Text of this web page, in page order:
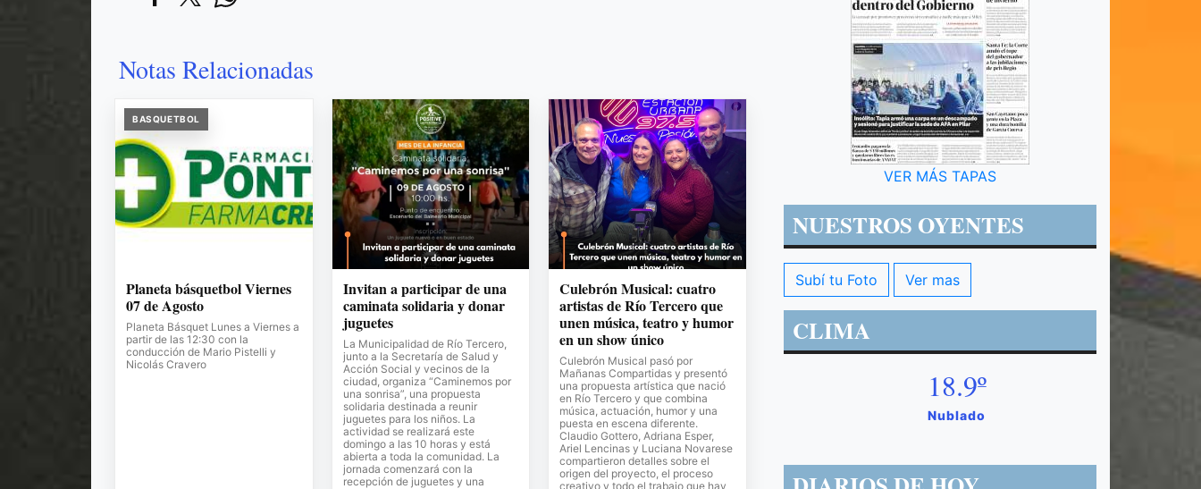
Notas Relacionadas
BASQUETBOL
Planeta básquetbol Viernes
07 de Agosto
Planeta Básquet Lunes a Viernes a
partir de las 12:30 con la
conducción de Mario Pistelli y
Nicolás Cravero
Invitan a participar de una
caminata solidaria y donar
juguetes
La Municipalidad de Río Tercero,
junto a la Secretaría de Salud y
Acción Social y vecinos de la
ciudad, organiza “Caminemos por
una sonrisa”, una propuesta
solidaria destinada a reunir
juguetes para los niños. La
actividad se realizará este
domingo a las 10 horas y está
abierta a toda la comunidad. La
jornada comenzará con la
recepción de juguetes y una
Culebrón Musical: cuatro
artistas de Río Tercero que
unen música, teatro y humor
en un show único
Culebrón Musical pasó por
Mañanas Compartidas y presentó
una propuesta artística que nació
en Río Tercero y que combina
música, actuación, humor y una
puesta en escena diferente.
Claudio Gottero, Adriana Esper,
Ariel Lencinas y Luciana Novarese
compartieron detalles sobre el
origen del proyecto, el proceso
creativo y todo el trabajo que hay
VER MÁS TAPAS
NUESTROS OYENTES
Subí tu Foto Ver mas
CLIMA
18.9º
Nublado